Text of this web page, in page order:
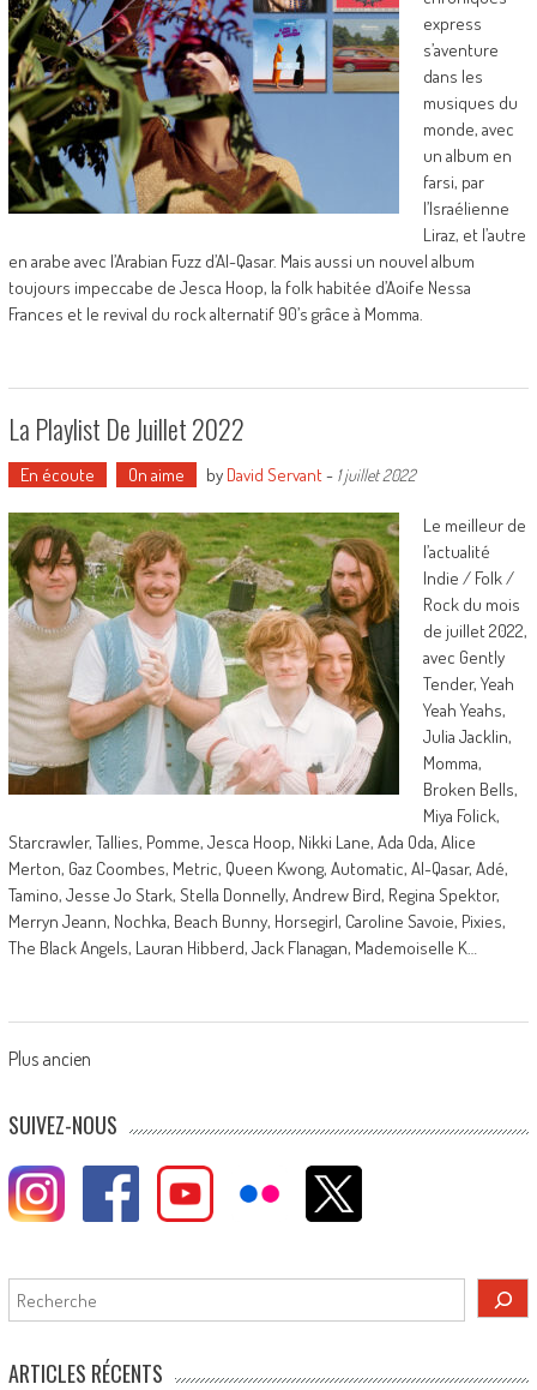
express
s’aventure
dans les
musiques du
monde, avec
un album en
farsi, par
l’Israélienne
Liraz, et l’autre
en arabe avec l’Arabian Fuzz d’Al-Qasar. Mais aussi un nouvel album
toujours impeccabe de Jesca Hoop, la folk habitée d’Aoife Nessa
Frances et le revival du rock alternatif 90’s grâce à Momma.
La Playlist De Juillet 2022
En écoute On aime by David Servant- 1 juillet 2022
Le meilleur de
l’actualité
Indie / Folk /
Rock du mois
de juillet 2022,
avec Gently
Tender, Yeah
Yeah Yeahs,
Julia Jacklin,
Momma,
Broken Bells,
Miya Folick,
Starcrawler, Tallies, Pomme, Jesca Hoop, Nikki Lane, Ada Oda, Alice
Merton, Gaz Coombes, Metric, Queen Kwong, Automatic, Al-Qasar, Adé,
Tamino, Jesse Jo Stark, Stella Donnelly, Andrew Bird, Regina Spektor,
Merryn Jeann, Nochka, Beach Bunny, Horsegirl, Caroline Savoie, Pixies,
The Black Angels, Lauran Hibberd, Jack Flanagan, Mademoiselle K…
Posts
navigation
Plus ancien
SUIVEZ-NOUS
Rechercher
ARTICLES RÉCENTS